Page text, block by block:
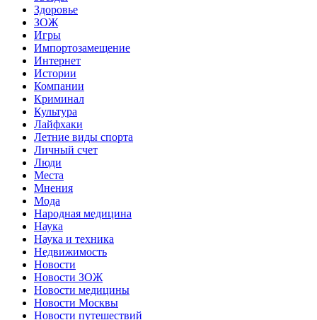
Здоровье
ЗОЖ
Игры
Импортозамещение
Интернет
Истории
Компании
Криминал
Культура
Лайфхаки
Летние виды спорта
Личный счет
Люди
Места
Мнения
Мода
Народная медицина
Наука
Наука и техника
Недвижимость
Новости
Новости ЗОЖ
Новости медицины
Новости Москвы
Новости путешествий